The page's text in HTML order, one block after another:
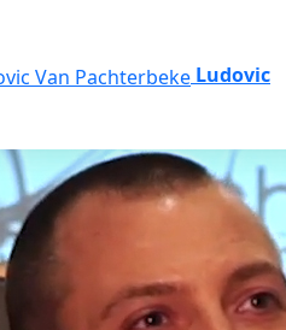
Ludovic